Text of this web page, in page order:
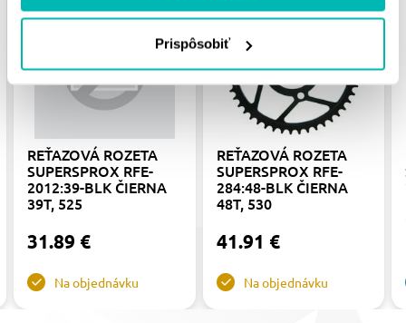
Prispôsobiť
REŤAZOVÁ ROZETA
SUPERSPROX RFE-
2012:39-BLK ČIERNA
39T, 525
31.89 €
Na objednávku
REŤAZOVÁ ROZETA
SUPERSPROX RFE-
284:48-BLK ČIERNA
48T, 530
41.91 €
Na objednávku